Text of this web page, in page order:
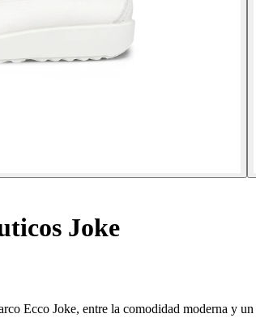
Joke
Ecco Joke, entre la comodidad moderna y